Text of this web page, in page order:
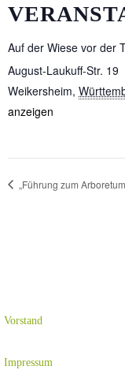
Auf der Wiese vor der
August-Laukuff-Str. 19
Weikersheim,
anzeigen
„Führung zum
Vorstand
Impressum